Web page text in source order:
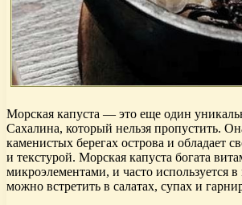
Морская капуста — это еще один
Сахалина, который нельзя пропустить.
каменистых берегах острова и обладает
и текстурой. Морская капуста богата
микроэлементами, и часто используется
можно встретить в салатах, супах и